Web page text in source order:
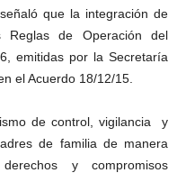
que la integración de
Reglas de Operación del
emitidas por la Secretaría
el Acuerdo 18/12/15.
de control, vigilancia y
de familia de manera
y compromisos